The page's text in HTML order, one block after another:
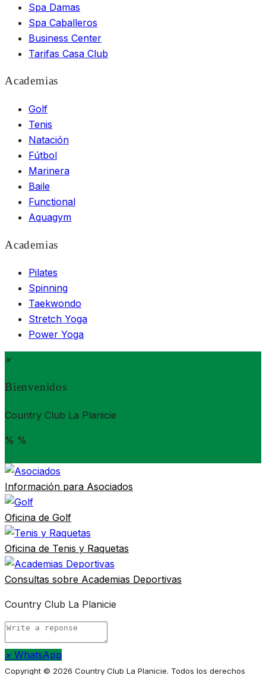
Spa Damas
Spa Caballeros
Business Center
Tarifas Casa Club
Academias
Golf
Tenis
Natación
Fútbol
Marinera
Baile
Functional
Aquagym
Academias
Pilates
Spinning
Taekwondo
Stretch Yoga
Power Yoga
×
Bienvenidos
Country Club La Planicie
% %
Información para Asociados
Oficina de Golf
Oficina de Tenis y Raquetas
Consultas sobre Academias Deportivas
Country Club La Planicie
× WhatsApp
Copyright © 2026 Country Club La Planicie. Todos los derechos